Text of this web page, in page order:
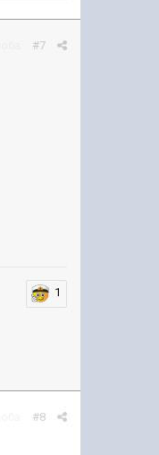
#7
1
#8